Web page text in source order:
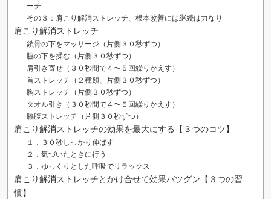
ーチ
その３：肩こり解消ストレッチ、根本改善には継続は力なり
肩こり解消ストレッチ
鎖骨の下をマッサージ（片側３０秒ずつ）
脇の下を揉む（片側３０秒ずつ）
肩引き寄せ（３０秒間で４〜５回繰りかえす）
首ストレッチ（２種類、片側３０秒ずつ）
胸ストレッチ（片側３０秒ずつ）
タオル引き（３０秒間で４〜５回繰りかえす）
脇腹ストレッチ（片側３０秒ずつ）
肩こり解消ストレッチの効果を最大にする【３つのコツ】
１．３０秒しっかり伸ばす
２．気づいたときに行う
３．ゆっくりとした呼吸でリラックス
肩こり解消ストレッチとかけ合せて効果バツグン【３つの習
慣】